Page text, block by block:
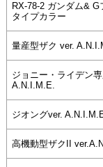
RX-78-2 ガンダム&
タイプカラー
量産型ザク ver.
ジョニー・ライデン
A.N.I.M.E.
ジオングver.
高機動型ザクII